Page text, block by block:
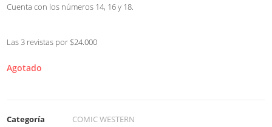
Cuenta con los números 14, 16 y 18.
Las 3 revistas por $24.000
Agotado
Categoría COMIC WESTERN